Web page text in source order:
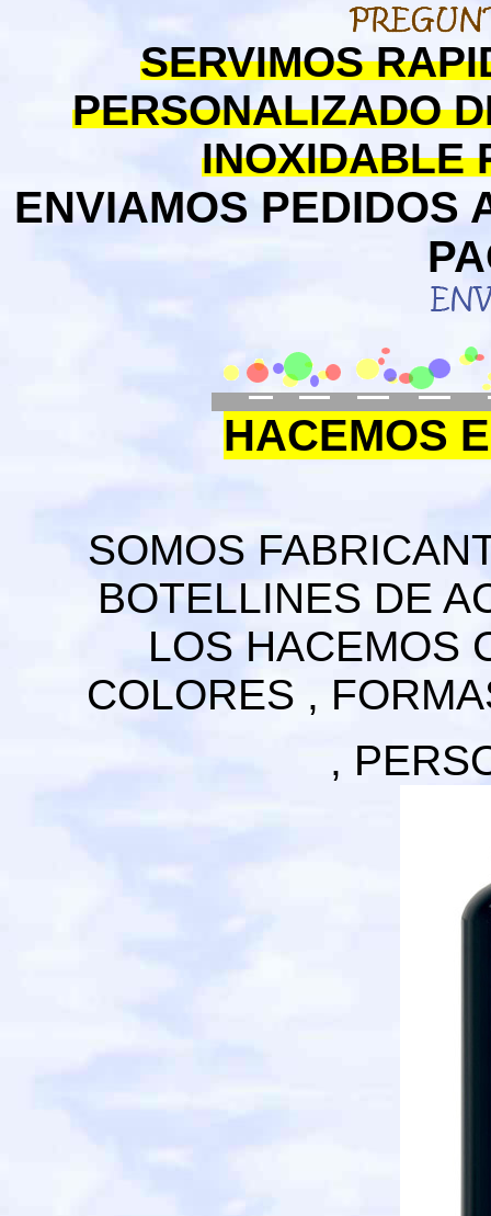
SERVIMOS
PERSONALIZADO
INOXIDABLE
ENVIAMOS PEDIDOS
HACEMOS
SOMOS
BOTELLINES DE
LOS HACEMOS
COLORES ,
,